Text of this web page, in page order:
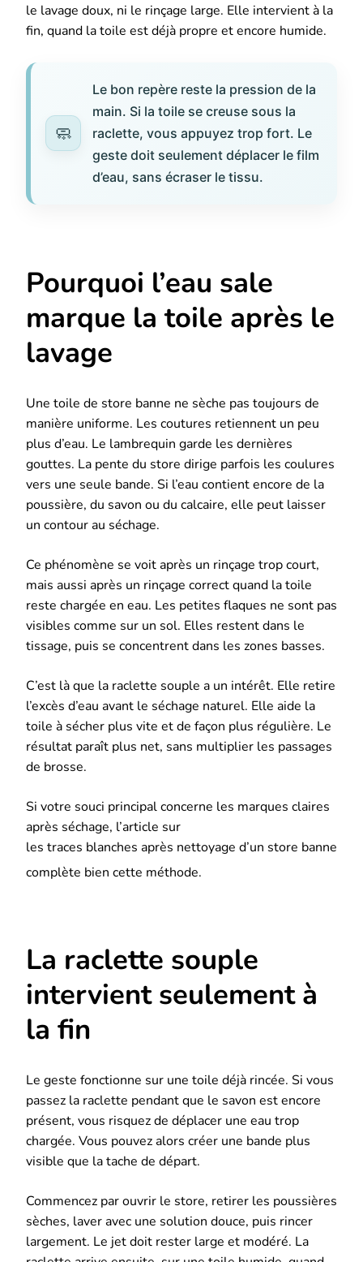
le lavage doux, ni le rinçage large. Elle intervient à la
fin, quand la toile est déjà propre et encore humide.
Le bon repère reste la pression de la
main. Si la toile se creuse sous la
raclette, vous appuyez trop fort. Le
geste doit seulement déplacer le film
d’eau, sans écraser le tissu.
Pourquoi l’eau sale
marque la toile après le
lavage
Une toile de store banne ne sèche pas toujours de
manière uniforme. Les coutures retiennent un peu
plus d’eau. Le lambrequin garde les dernières
gouttes. La pente du store dirige parfois les coulures
vers une seule bande. Si l’eau contient encore de la
poussière, du savon ou du calcaire, elle peut laisser
un contour au séchage.
Ce phénomène se voit après un rinçage trop court,
mais aussi après un rinçage correct quand la toile
reste chargée en eau. Les petites flaques ne sont pas
visibles comme sur un sol. Elles restent dans le
tissage, puis se concentrent dans les zones basses.
C’est là que la raclette souple a un intérêt. Elle retire
l’excès d’eau avant le séchage naturel. Elle aide la
toile à sécher plus vite et de façon plus régulière. Le
résultat paraît plus net, sans multiplier les passages
de brosse.
Si votre souci principal concerne les marques claires
après séchage, l’article sur
les traces blanches après nettoyage d’un store banne
complète bien cette méthode.
La raclette souple
intervient seulement à
la fin
Le geste fonctionne sur une toile déjà rincée. Si vous
passez la raclette pendant que le savon est encore
présent, vous risquez de déplacer une eau trop
chargée. Vous pouvez alors créer une bande plus
visible que la tache de départ.
Commencez par ouvrir le store, retirer les poussières
sèches, laver avec une solution douce, puis rincer
largement. Le jet doit rester large et modéré. La